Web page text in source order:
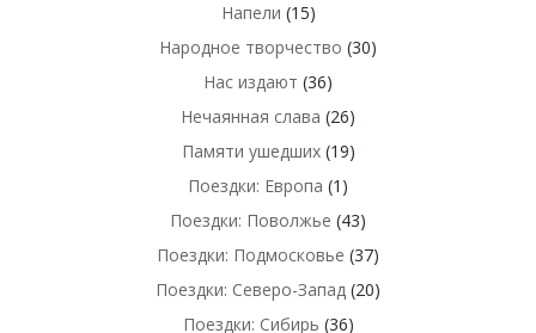
Напели (15)
Народное творчество (30)
Нас издают (36)
Нечаянная слава (26)
Памяти ушедших(19)
Поездки: Европа (1)
Поездки: Поволжье (43)
Поездки: Подмосковье (37)
Поездки: Северо-Запад (20)
Поездки: Сибирь (36)